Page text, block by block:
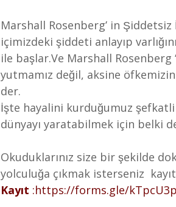
Marshall Rosenberg’ in
içimizdeki şiddeti anlayıp
ile başlar.Ve Marshall
yutmamız değil, aksine
der.
İşte hayalini kurduğumuz
dünyayı yaratabilmek için belki
Okuduklarınız size bir şekilde
yolculuğa çıkmak isterseniz
Kayıt :https://forms.gle/